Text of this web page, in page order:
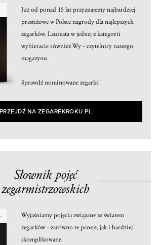
Już od ponad 15 lat przyznajemy najbardziej
prestiżowe w Polsce nagrody dla najlepszych
zegarków. Laureata w jednej z kategorii
wybieracie również Wy – czytelnicy naszego
magazynu.
Sprawdź nominowane zegarki!
PRZEJDŹ NA ZEGAREKROKU.PL
Słownik pojęć
zegarmistrzowskich
Wyjaśniamy pojęcia związane ze światem
zegarków – zarówno te proste, jak i bardziej
skomplikowane.